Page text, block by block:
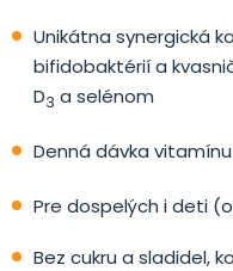
Unikátna synergická
bifidobaktérií a
D3 a selénom
Denná dávka vitamínu
Pre dospelých i deti
Bez cukru a sladidel,